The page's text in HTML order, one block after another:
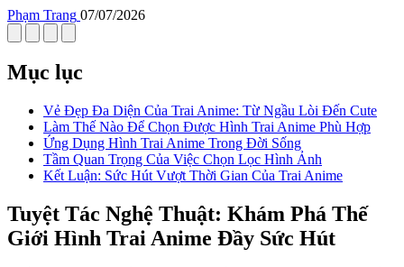
Phạm Trang 07/07/2026
Mục lục
Vẻ Đẹp Đa Diện Của Trai Anime: Từ Ngầu Lòi Đến Cute
Làm Thế Nào Để Chọn Được Hình Trai Anime Phù Hợp
Ứng Dụng Hình Trai Anime Trong Đời Sống
Tầm Quan Trọng Của Việc Chọn Lọc Hình Ảnh
Kết Luận: Sức Hút Vượt Thời Gian Của Trai Anime
Tuyệt Tác Nghệ Thuật: Khám Phá Thế
Giới Hình Trai Anime Đầy Sức Hút